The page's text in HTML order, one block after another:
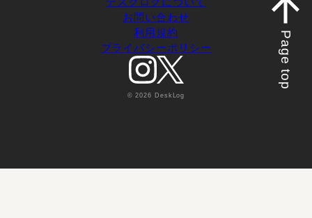
お問い合わせ
利用規約
プライバシーポリシー
© 2026 DeskLog
Page top